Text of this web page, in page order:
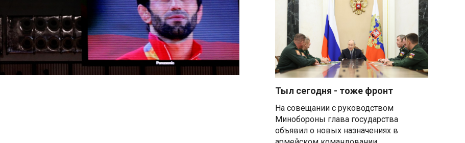
Минобороны РФ: «Искандер»
уничтожил эшелон с техникой
ВСУ в Днепропетровской
области
Главы правительств ЕАЭС
подписали три соглашения по
e‑торговле, биржевому рынку и
ученым званиям
Александр Лукашенко:
Хотите «собирать сливки» в
городах — отвечайте и за
Тыл сегодня - тоже фронт
На совещании с руководством
Минобороны глава государства
объявил о новых назначениях в